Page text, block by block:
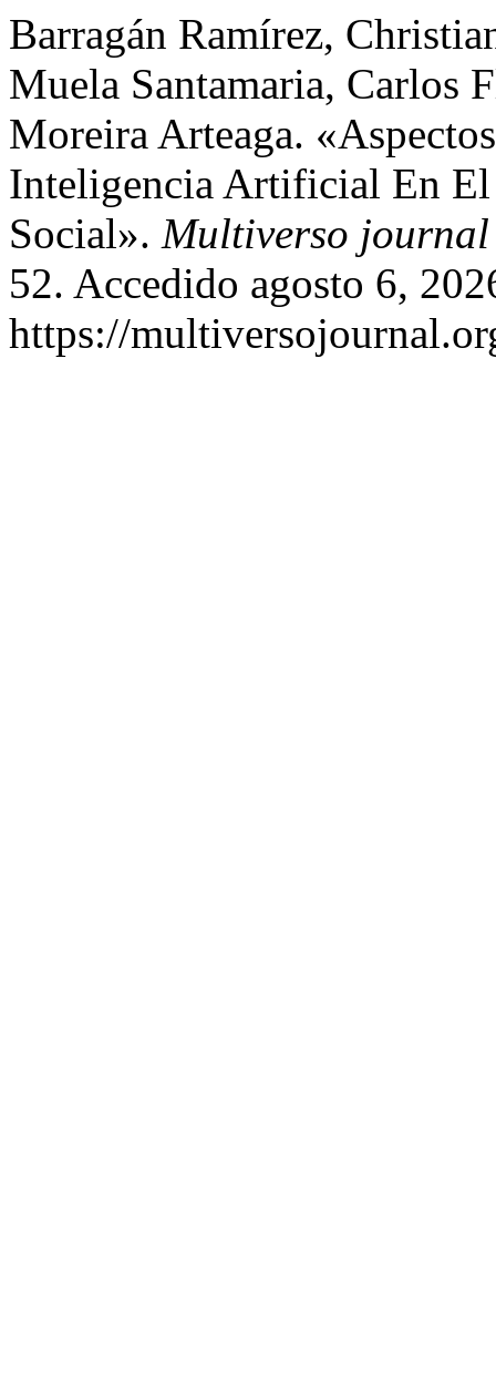
Barragán Ramírez,
Muela Santamaria, Carlos
Moreira Arteaga.
Inteligencia Artificial En
Social». Multiverso journal
52. Accedido agosto 6,
https://